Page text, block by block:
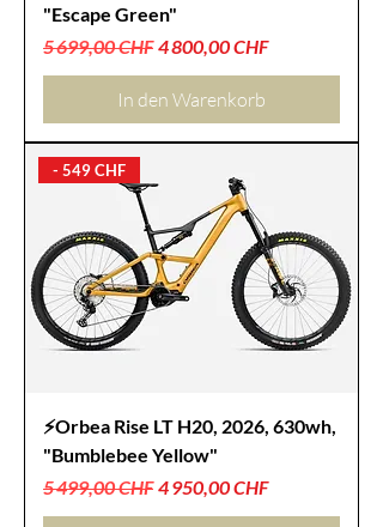
"Escape Green"
Standardpreis
5 699,00 CHF Sale-Preis
4 800,00 CHF
In den Warenkorb
- 549 CHF
⚡Orbea Rise LT H20, 2026, 630wh,
"Bumblebee Yellow"
Standardpreis
5 499,00 CHF Sale-Preis
4 950,00 CHF